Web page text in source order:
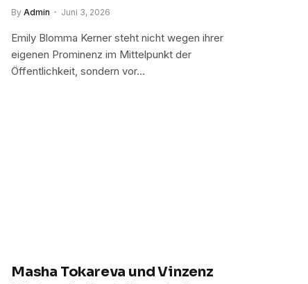
By Admin Juni 3, 2026
Emily Blomma Kerner steht nicht wegen ihrer
eigenen Prominenz im Mittelpunkt der
Öffentlichkeit, sondern vor…
Masha Tokareva und Vinzenz